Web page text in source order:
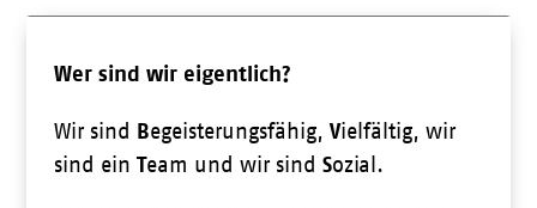
Wer sind wir eigentlich?
Wir sind Begeisterungsfähig,Vielfältig, wir
sind einTeam und wir sindSozial.